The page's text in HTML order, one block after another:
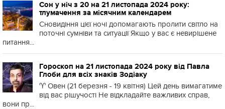
Сон у ніч з 20 на 21 листопада 2024 року:
тлумачення за місячним календарем
Сновидіння цієї ночі допомагають пролити світло на
поточні сумніви та ситуації Якщо у вас є невирішене
питання...
Гороскоп на 21 листопада 2024 року від Павла
Глоби для всіх знаків Зодіаку
♈️ Овен (21 березня - 19 квітня) Цей день вимагатиме
від вас рішучості Не відкладайте важливих справ,
вони пр...